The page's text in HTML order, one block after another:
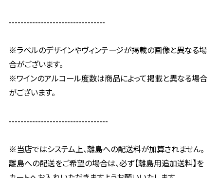
---------------------------------
※ラベルのデザインやヴィンテージが掲載の画像と異なる場
合がございます。
※ワインのアルコール度数は商品によって掲載と異なる場合
がございます。
----------------------------------
※当店ではシステム上、離島への配送料が加算されません。
離島への配送をご希望の場合は、必ず【離島用追加送料】を